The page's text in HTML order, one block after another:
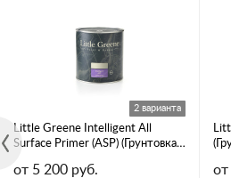
2 варианта
Little Greene Intelligent All
Surface Primer (ASP) (Грунтовка
от 5 200 руб. от